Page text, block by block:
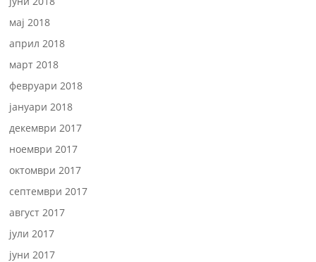
мај 2018
април 2018
март 2018
февруари 2018
јануари 2018
декември 2017
ноември 2017
октомври 2017
септември 2017
август 2017
јули 2017
јуни 2017